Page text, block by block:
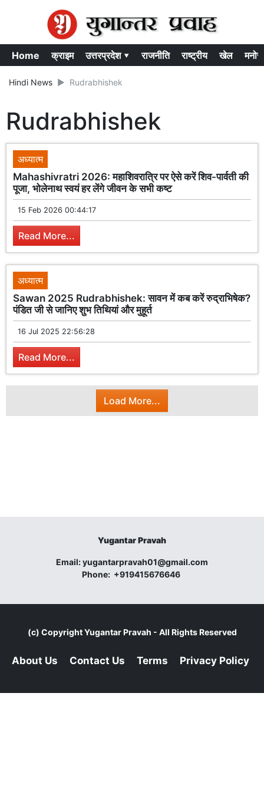
Home क्राइम उत्तरप्रदेश ▾ राजनीति राष्ट्रीय खेल
Hindi News Rudrabhishek
Rudrabhishek
अध्यात्म
Mahashivratri 2026: महाशिवरात्रि पर ऐसे करें शिव-पार्वती की
पूजा, भोलेनाथ स्वयं हर लेंगे जीवन के सभी कष्ट
15 Feb 2026 00:44:17
Read More...
अध्यात्म
Sawan 2025 Rudrabhishek: सावन में कब करें रुद्राभिषेक?
पंडित जी से जानिए शुभ तिथियां और मुहूर्त
16 Jul 2025 22:56:28
Read More...
Load More...
Yugantar Pravah
Email:yugantarpravah01@gmail.com
Phone: +919415676646
(c) CopyrightYugantar Pravah - All Rights Reserved
About Us Contact Us Terms Privacy Policy